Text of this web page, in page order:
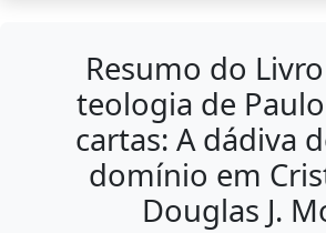
Resumo do
teologia de
cartas: A dádiva
domínio em
Douglas J.